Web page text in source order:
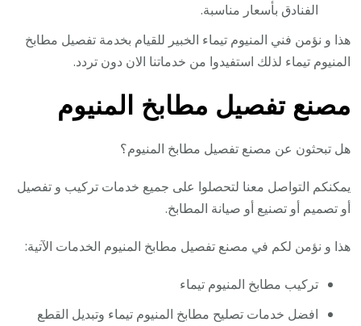
الفنادق بأسعار مناسبة.
هذا و نؤمن فني المنيوم تيماء الخبير للقيام بخدمة تفصيل مطابخ
المنيوم تيماء لذلك استفيدوا من خدماتنا الان دون تردد.
مصنع تفصيل مطابخ المنيوم
هل تبحثون عن مصنع تفصيل مطابخ المنيوم؟
يمكنكم التواصل معنا لتحصلوا على جميع خدمات تركيب و تفصيل
أو تصميم أو تصنيع أو صيانة المطابخ.
هذا و نؤمن لكم في مصنع تفصيل مطابخ المنيوم الخدمات الآتية:
تركيب مطابخ المنيوم تيماء
افضل خدمات تصليح مطابخ المنيوم تيماء وتبديل القطع